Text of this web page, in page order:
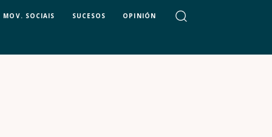
MOV. SOCIAIS SUCESOS OPINIÓN